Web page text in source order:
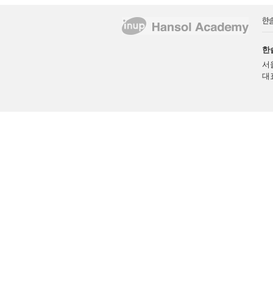
한
서
대